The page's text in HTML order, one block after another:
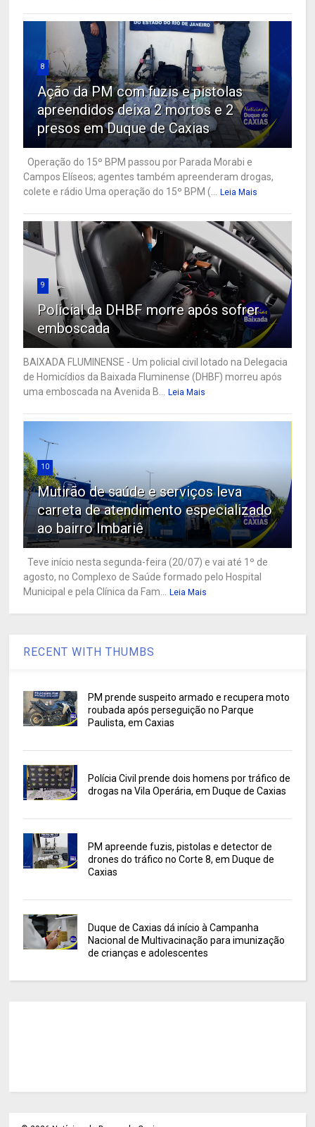
8
Ação da PM com fuzis e pistolas
apreendidos deixa 2 mortos e 2
presos em Duque de Caxias
Operação do 15º BPM passou por Parada Morabi e
Campos Elíseos; agentes também apreenderam drogas,
colete e rádio Uma operação do 15º BPM (...
Leia Mais
9
Policial da DHBF morre após sofrer
emboscada
BAIXADA FLUMINENSE - Um policial civil lotado na Delegacia
de Homicídios da Baixada Fluminense (DHBF) morreu após
uma emboscada na Avenida B...
Leia Mais
10
Mutirão de saúde e serviços leva
carreta de atendimento especializado
ao bairro Imbariê
Teve início nesta segunda-feira (20/07) e vai até 1º de
agosto, no Complexo de Saúde formado pelo Hospital
Municipal e pela Clínica da Fam...
Leia Mais
RECENT WITH THUMBS
PM prende suspeito armado e recupera moto
roubada após perseguição no Parque
Paulista, em Caxias
Polícia Civil prende dois homens por tráfico de
drogas na Vila Operária, em Duque de Caxias
PM apreende fuzis, pistolas e detector de
drones do tráfico no Corte 8, em Duque de
Caxias
Duque de Caxias dá início à Campanha
Nacional de Multivacinação para imunização
de crianças e adolescentes